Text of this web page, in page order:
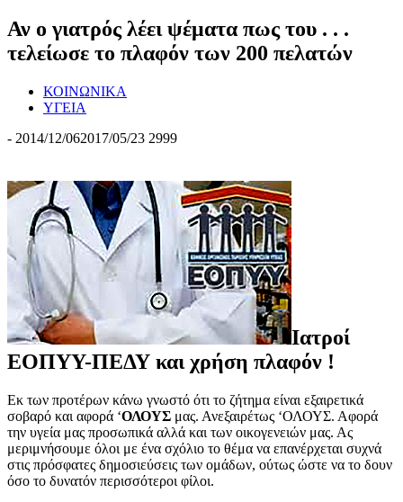
Αν ο γιατρός λέει ψέματα πως του . . .
τελείωσε το πλαφόν των 200 πελατών
ΚΟΙΝΩΝΙΚΑ
ΥΓΕΙΑ
- 2014/12/062017/05/23 2999
Ιατροί
ΕΟΠΥΥ-ΠΕΔΥ και χρήση πλαφόν !
Εκ των προτέρων κάνω γνωστό ότι το ζήτημα είναι εξαιρετικά
σοβαρό και αφορά ‘ΟΛΟΥΣ μας. Ανεξαιρέτως ‘ΟΛΟΥΣ. Αφορά
την υγεία μας προσωπικά αλλά και των οικογενειών μας. Ας
μεριμνήσουμε όλοι με ένα σχόλιο το θέμα να επανέρχεται συχνά
στις πρόσφατες δημοσιεύσεις των ομάδων, ούτως ώστε να το δουν
όσο το δυνατόν περισσότεροι φίλοι.